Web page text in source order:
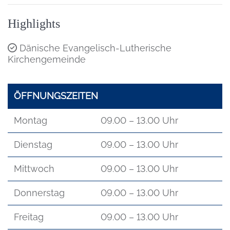
Highlights
Dänische Evangelisch-Lutherische
Kirchengemeinde
ÖFFNUNGSZEITEN
Montag 09.00 – 13.00 Uhr
Dienstag 09.00 – 13.00 Uhr
Mittwoch 09.00 – 13.00 Uhr
Donnerstag 09.00 – 13.00 Uhr
Freitag 09.00 – 13.00 Uhr